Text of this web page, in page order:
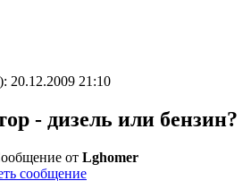
20.12.2009 21:10
- дизель или бензин?
от Lghomer